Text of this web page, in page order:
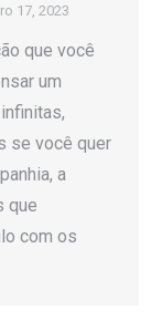
17, 2023
que você
um
se você quer
a
que
com os